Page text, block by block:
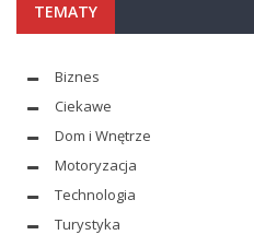
TEMATY
Biznes
Ciekawe
Dom i Wnętrze
Motoryzacja
Technologia
Turystyka